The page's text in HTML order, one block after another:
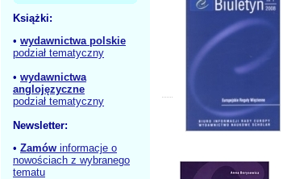
Książki:
• wydawnictwa polskie
podział tematyczny
• wydawnictwa
anglojęzyczne
podział tematyczny
Newsletter:
• Zamów informacje o
nowościach z wybranego
tematu